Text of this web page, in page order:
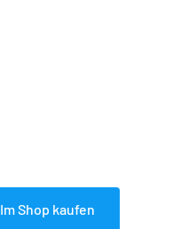
Im Shop kaufen